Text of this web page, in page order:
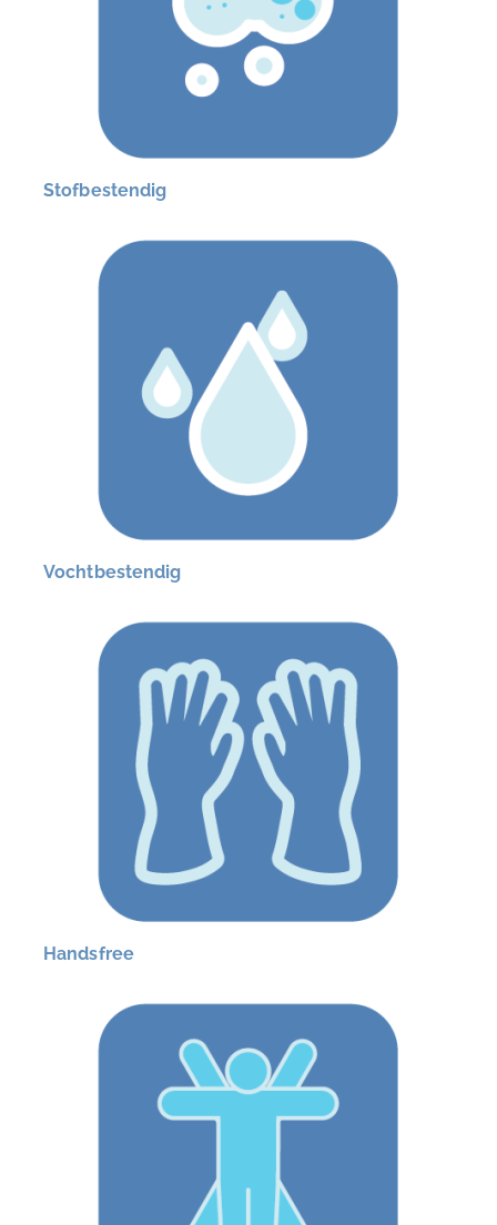
Stofbestendig
Vochtbestendig
Handsfree